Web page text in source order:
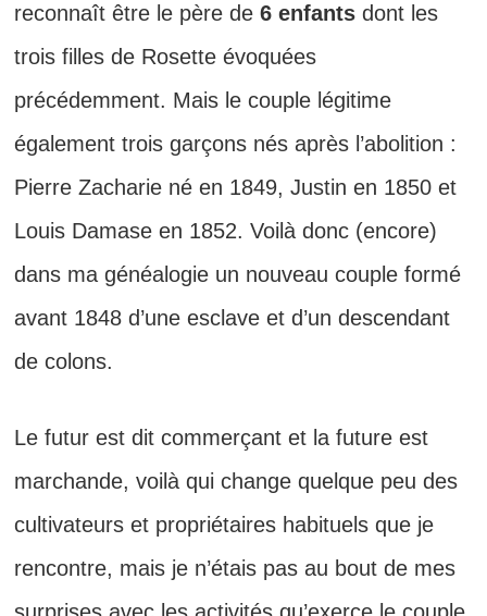
reconnaît être le père de 6 enfantsdont les
trois filles de Rosette évoquées
précédemment. Mais le couple légitime
également trois garçons nés après l’abolition :
Pierre Zacharie né en 1849, Justin en 1850 et
Louis Damase en 1852. Voilà donc (encore)
dans ma généalogie un nouveau couple formé
avant 1848 d’une esclave et d’un descendant
de colons.
Le futur est dit commerçant et la future est
marchande, voilà qui change quelque peu des
cultivateurs et propriétaires habituels que je
rencontre, mais je n’étais pas au bout de mes